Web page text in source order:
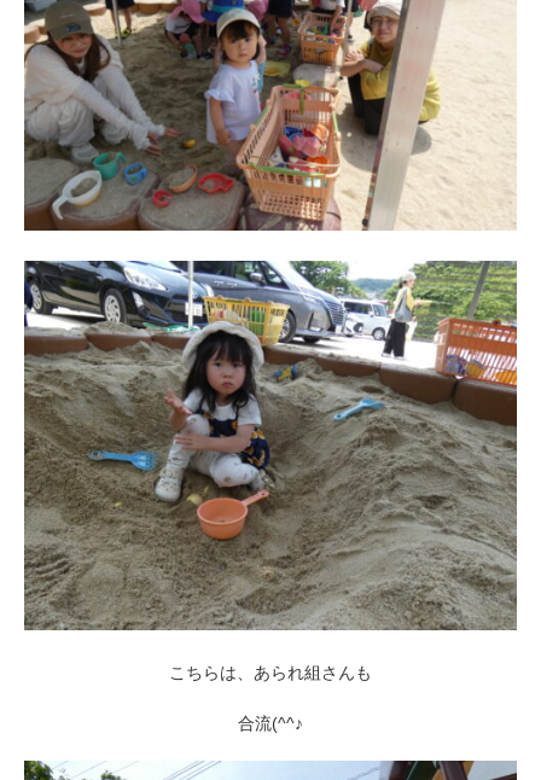
こちらは、あられ組さんも
合流(^^♪